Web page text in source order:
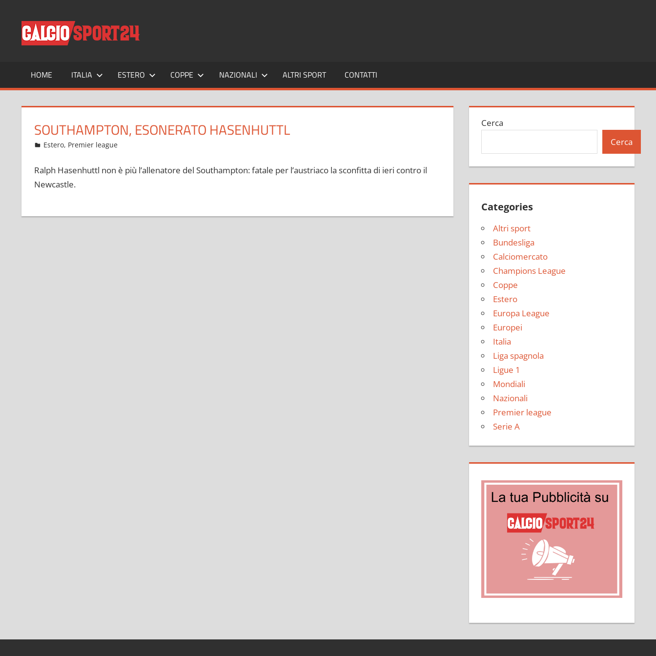
contenuto
Tutto
sul
mondo
calcio
e
HOME ITALIA ESTERO COPPE NAZIONALI ALTRI SPORT CONTATTI
SOUTHAMPTON, ESONERATO HASENHUTTL
Novembre 8, 2022
admin
Estero, Premier league
Ralph Hasenhuttl non è più l’allenatore del Southampton: fatale per l’austriaco la sconfitta di ieri contro il
Newcastle.
Cerca
Cerca
Categories
Altri sport
Bundesliga
Calciomercato
Champions League
Coppe
Estero
Europa League
Europei
Italia
Liga spagnola
Ligue 1
Mondiali
Nazionali
Premier league
Serie A